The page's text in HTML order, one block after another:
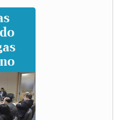
diálogo com Lula
de debate sobre saúde nas
transporte rodoviário de cargas na
de Cargas e Caminhoneiros Autonomos
A CLASSE TRABALHADORA
do Estado Democrático de Direito
do 3º Congresso da CNTTL
1º de novembro